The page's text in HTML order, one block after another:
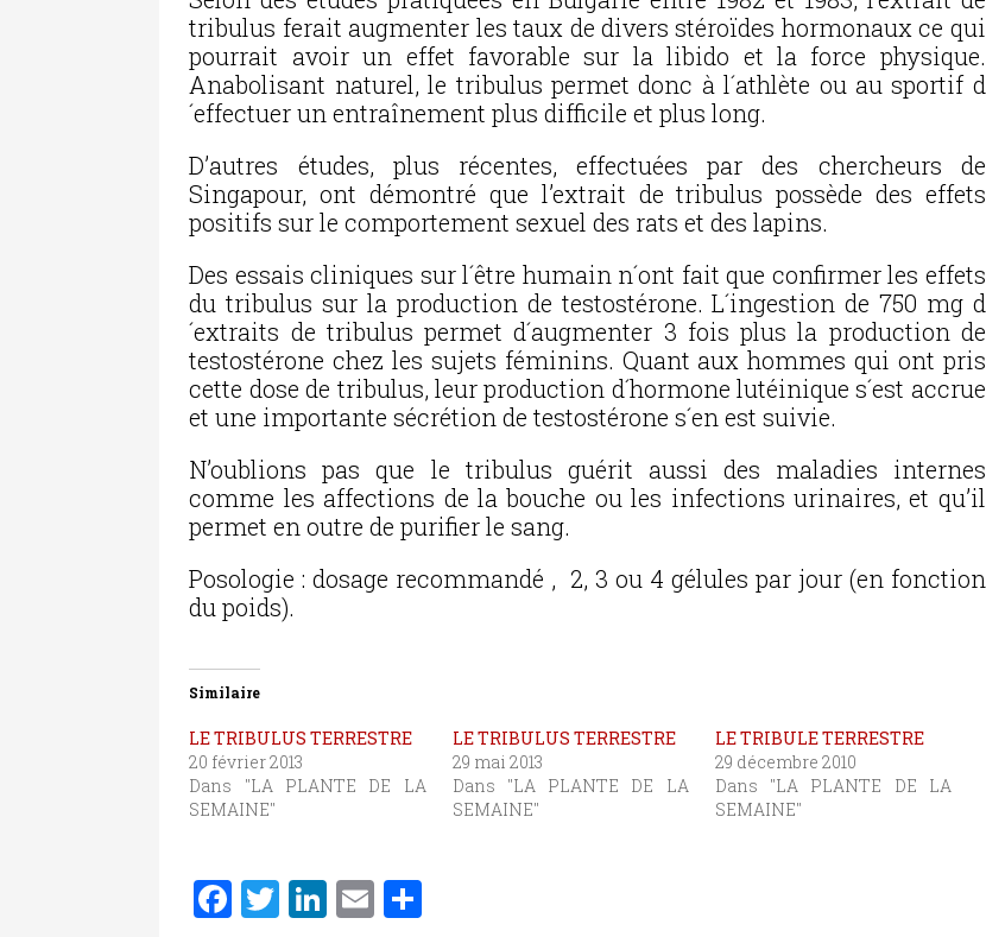
tribulus ferait augmenter les taux de divers stéroïdes hormonaux ce qui
pourrait avoir un effet favorable sur la libido et la force physique.
Anabolisant naturel, le tribulus permet donc à l´athlète ou au sportif d
´effectuer un entraînement plus difficile et plus long.
D’autres études, plus récentes, effectuées par des chercheurs de
Singapour, ont démontré que l’extrait de tribulus possède des effets
positifs sur le comportement sexuel des rats et des lapins.
Des essais cliniques sur l´être humain n´ont fait que confirmer les effets
du tribulus sur la production de testostérone. L´ingestion de 750 mg d
´extraits de tribulus permet d´augmenter 3 fois plus la production de
testostérone chez les sujets féminins. Quant aux hommes qui ont pris
cette dose de tribulus, leur production d´hormone lutéinique s´est accrue
et une importante sécrétion de testostérone s´en est suivie.
N’oublions pas que le tribulus guérit aussi des maladies internes
comme les affections de la bouche ou les infections urinaires, et qu’il
permet en outre de purifier le sang.
Posologie : dosage recommandé , 2, 3 ou 4 gélules par jour (en fonction
du poids).
Similaire
LE TRIBULUS TERRESTRE
20 février 2013
Dans "LA PLANTE DE LA
SEMAINE"
LE TRIBULUS TERRESTRE
29 mai 2013
Dans "LA PLANTE DE LA
SEMAINE"
LE TRIBULE TERRESTRE
29 décembre 2010
Dans "LA PLANTE DE LA
SEMAINE"
F T Li E